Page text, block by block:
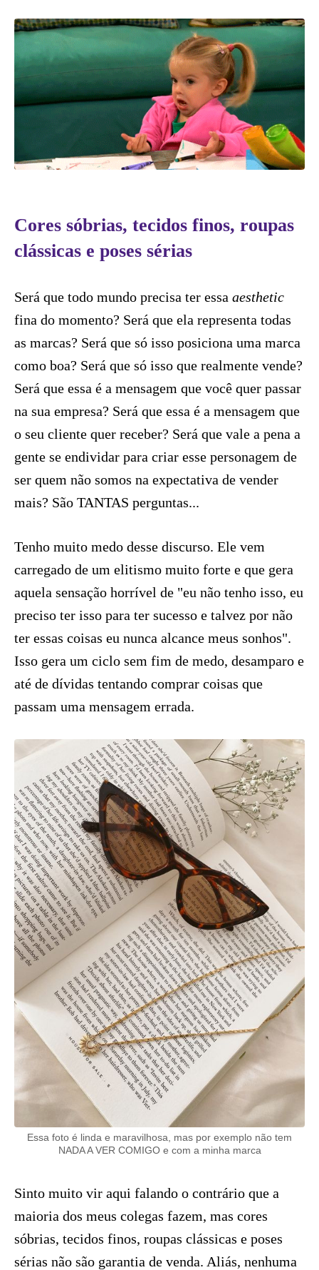
Cores sóbrias, tecidos finos, roupas
clássicas e poses sérias
Será que todo mundo precisa ter essa aesthetic
fina do momento? Será que ela representa todas
as marcas? Será que só isso posiciona uma marca
como boa? Será que só isso que realmente vende?
Será que essa é a mensagem que você quer passar
na sua empresa? Será que essa é a mensagem que
o seu cliente quer receber? Será que vale a pena a
gente se endividar para criar esse personagem de
ser quem não somos na expectativa de vender
mais? São TANTAS perguntas...
Tenho muito medo desse discurso. Ele vem
carregado de um elitismo muito forte e que gera
aquela sensação horrível de "eu não tenho isso, eu
preciso ter isso para ter sucesso e talvez por não
ter essas coisas eu nunca alcance meus sonhos".
Isso gera um ciclo sem fim de medo, desamparo e
até de dívidas tentando comprar coisas que
passam uma mensagem errada.
Essa foto é linda e maravilhosa, mas por exemplo não tem
NADA A VER COMIGO e com a minha marca
Sinto muito vir aqui falando o contrário que a
maioria dos meus colegas fazem, mas cores
sóbrias, tecidos finos, roupas clássicas e poses
sérias não são garantia de venda. Aliás, nenhuma